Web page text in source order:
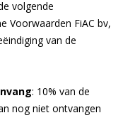
volgende
Voorwaarden FiAC bv,
van de
: 10% van de
nog niet ontvangen